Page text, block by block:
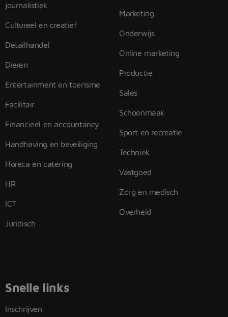
journalistiek
Cultureel en creatief
Detailhandel
Dieren
Entertainment en toerisme
Facilitair
Financieel en accountancy
Handhaving en beveiliging
Horeca en catering
HR
ICT
Juridisch
Marketing
Onderwijs
Online marketing
Productie
Sales
Schoonmaak
Sport en recreatie
Techniek
Vastgoed
Zorg en medisch
Overheid
Snelle links
Inschrijven